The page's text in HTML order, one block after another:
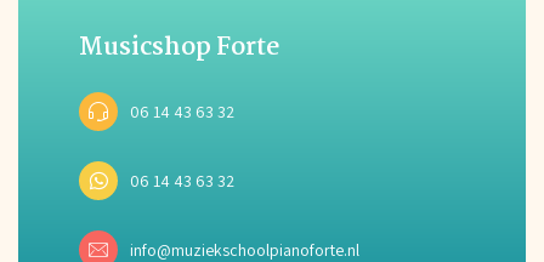
Musicshop Forte
06 14 43 63 32
06 14 43 63 32
info@muziekschoolpianoforte.nl